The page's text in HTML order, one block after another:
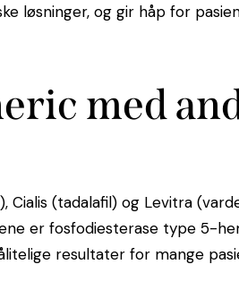
løsninger, og gir håp for
med
Cialis (tadalafil) og Levitra
er fosfodiesterase type 5-
resultater for mange